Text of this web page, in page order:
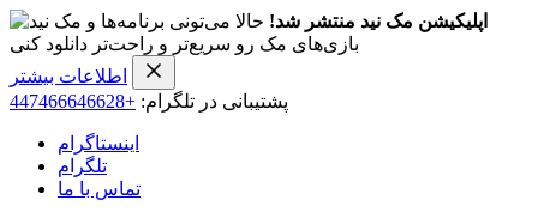
اپلیکیشن مک نید منتشر شد! حالا می‌تونی برنامه‌ها و
بازی‌های مک رو سریع‌تر و راحت‌تر دانلود کنی
اطلاعات بیشتر
پشتیبانی در تلگرام: +447466646628
اینستاگرام
تلگرام
تماس با ما